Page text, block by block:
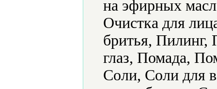
на эфирных
Очистка для
бритья, Пилинг,
глаз, Помада,
Соли, Соли для